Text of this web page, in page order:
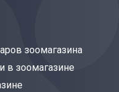
зоомагазина
в зоомагазине